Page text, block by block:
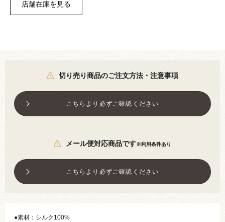
切り売り商品のご注文方法・注意事項
こちらより必ずご確認ください
メール便対応商品です※利用条件あり
こちらより必ずご確認ください
●素材：シルク100%